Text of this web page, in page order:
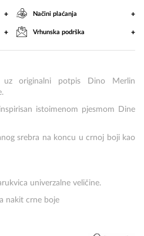
+ Načini plaćanja +
+ Vrhunska podrška +
originalni potpis Dino Merlin
istoimenom pjesmom Dine
srebra na koncu u crnoj boji kao
univerzalne veličine.
nakit crne boje